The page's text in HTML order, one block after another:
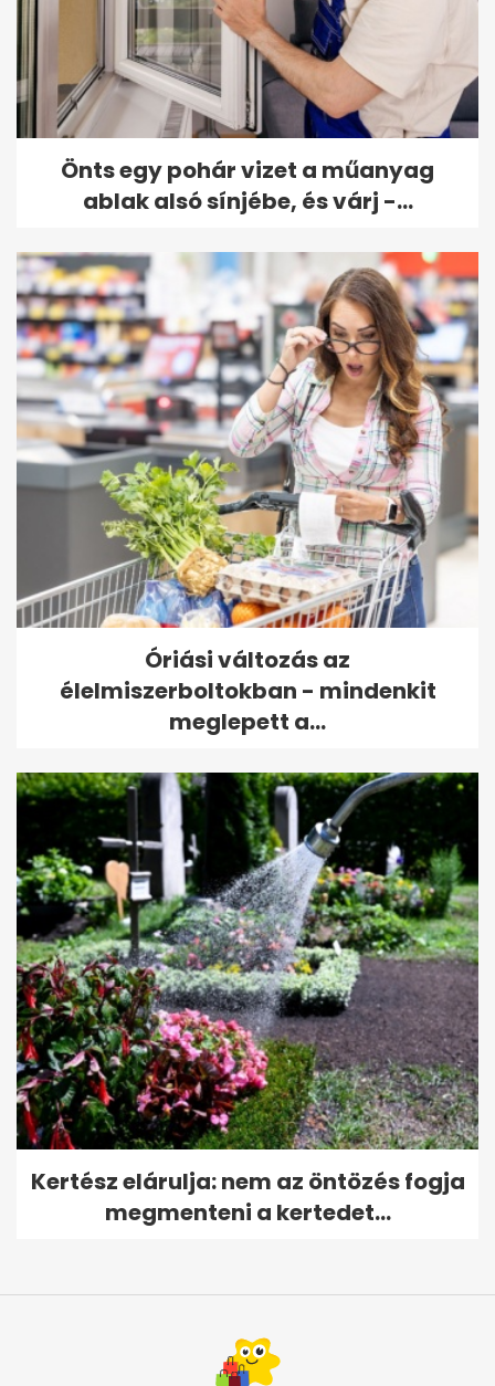
Önts egy pohár vizet a műanyag
ablak alsó sínjébe, és várj -...
Óriási változás az
élelmiszerboltokban - mindenkit
meglepett a...
Kertész elárulja: nem az öntözés fogja
megmenteni a kertedet...